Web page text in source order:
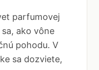
parfumovej
ako vône
pohodu. V
sa dozviete,